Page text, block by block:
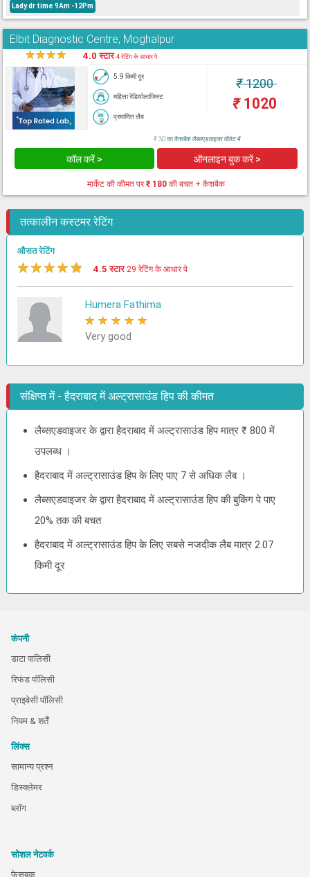
Lady dr time 9Am -12Pm
Elbit Diagnostic Centre, Moghalpur
★★★★ 4.0 स्टार4 रेटिंग के आधार पे
5.9 किमी दूर
महिला रेडियोलाजिस्ट
प्रमाणित लैब
₹1200
₹1020
₹ 30 का कैशबैक लैब्सएडवाइजर वॉलेट में
कॉल करें > ऑनलाइन बुक करें >
मार्केट की कीमत पर₹ 180की बचत + कैशबैक
तत्कालीन कस्टमर रेटिंग
औसत रेटिंग
★★★★★ 4.5 स्टार29 रेटिंग के आधार पे
Humera Fathima
★ ★ ★ ★ ★
Very good
संक्षिप्त में - हैदराबाद में अल्ट्रासाउंड हिप की कीमत
लैब्सएडवाइजर के द्वारा हैदराबाद में अल्ट्रासाउंड हिप मात्र ₹ 800 में
उपलब्ध ।
हैदराबाद में अल्ट्रासाउंड हिप के लिए पाए 7 से अधिक लैब ।
लैब्सएडवाइजर के द्वारा हैदराबाद में अल्ट्रासाउंड हिप की बुकिंग पे पाए
20% तक की बचत
हैदराबाद में अल्ट्रासाउंड हिप के लिए सबसे नजदीक लैब मात्र 2.07
किमी दूर
कंपनी
डाटा पालिसी
रिफंड पॉलिसी
प्राइवेसी पॉलिसी
नियम & शर्तें
लिंक्स
सामान्य प्रश्न
डिस्क्लेमर
ब्लॉग
सोशल नेटवर्क
फेसबुक